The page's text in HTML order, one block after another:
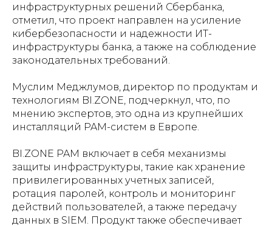
инфраструктурных решений Сбербанка,
отметил, что проект направлен на усиление
кибербезопасности и надежности ИТ-
инфраструктуры банка, а также на соблюдение
законодательных требований.
Муслим Меджлумов, директор по продуктам и
технологиям BI.ZONE, подчеркнул, что, по
мнению экспертов, это одна из крупнейших
инсталляций PAM-систем в Европе.
BI.ZONE PAM включает в себя механизмы
защиты инфраструктуры, такие как хранение
привилегированных учетных записей,
ротация паролей, контроль и мониторинг
действий пользователей, а также передачу
данных в SIEM. Продукт также обеспечивает